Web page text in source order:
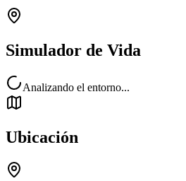
Simulador de Vida
Analizando el entorno...
Ubicación